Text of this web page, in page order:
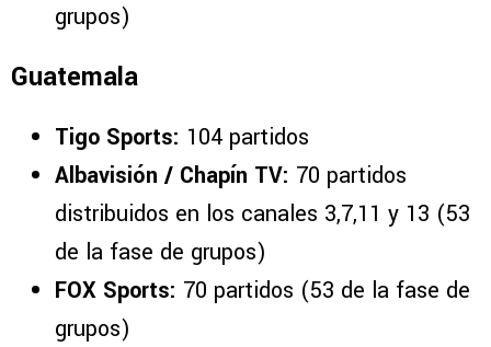
grupos)
Guatemala
Tigo Sports: 104 partidos
Albavisión / Chapín TV: 70 partidos
distribuidos en los canales 3,7,11 y 13 (53
de la fase de grupos)
FOX Sports: 70 partidos (53 de la fase de
grupos)